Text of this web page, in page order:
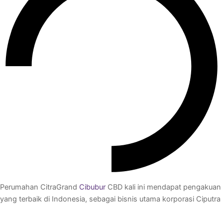
Perumahan CitraGrand Cibubur CBD kali ini mendapat pengakuan
yang terbaik di Indonesia, sebagai bisnis utama korporasi Ciputra